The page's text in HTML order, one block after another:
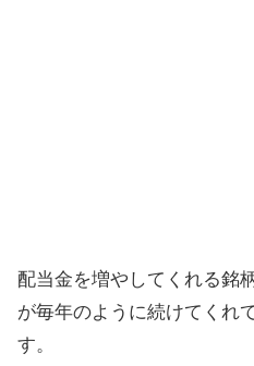
配当金を増やしてくれる銘
が毎年のように続けてくれ
す。